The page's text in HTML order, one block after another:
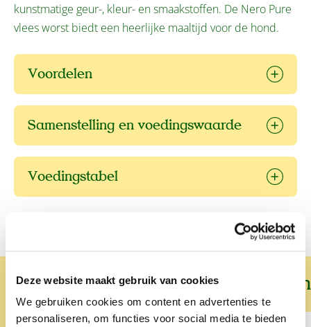
Deze website maakt gebruik van cookies
We gebruiken cookies om content en advertenties te
personaliseren, om functies voor social media te bieden
kunstmatige geur-, kleur- en smaakstoffen. De Nero Pure
vlees worst biedt een heerlijke maaltijd voor de hond.
Voordelen
Samenstelling en voedingswaarde
Voedingstabel
Wat onze klanten over ons zeggen